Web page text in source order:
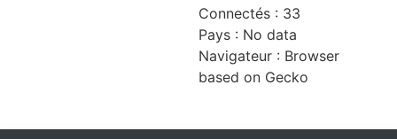
Connectés : 33
Pays : No data
Navigateur : Browser
based on Gecko